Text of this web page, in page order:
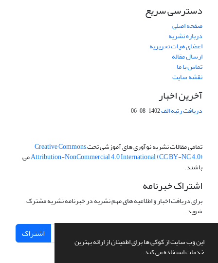
این وب سایت از کوکی ها برای اطمینان از ارائه بهترین
خدمات استفاده می کند.
دسترسی سریع
صفحه اصلی
درباره نشریه
اعضای هیات تحریریه
ارسال مقاله
تماس با ما
نقشه سایت
آخرین اخبار
دریافت رتبه الف1402-08-06
تمامی مقالات نشریه نوآوری های آموزشی تحتCreative Commons
Attribution-NonCommercial 4.0 International (CC BY-NC 4.0)می
باشند.
اشتراک خبرنامه
برای دریافت اخبار و اطلاعیه های مهم نشریه در خبرنامه نشریه مشترک
شوید.
اشتراک